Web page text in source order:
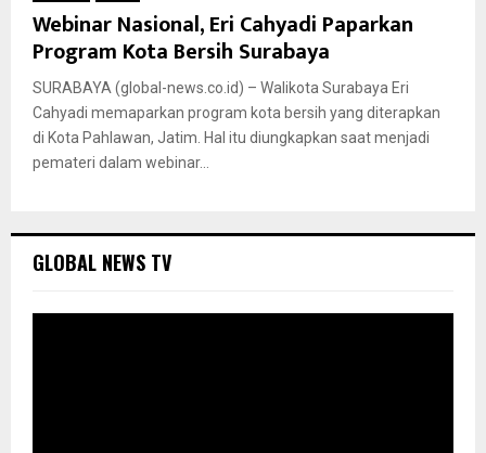
Webinar Nasional, Eri Cahyadi Paparkan
Program Kota Bersih Surabaya
SURABAYA (global-news.co.id) – Walikota Surabaya Eri
Cahyadi memaparkan program kota bersih yang diterapkan
di Kota Pahlawan, Jatim. Hal itu diungkapkan saat menjadi
pemateri dalam webinar...
GLOBAL NEWS TV